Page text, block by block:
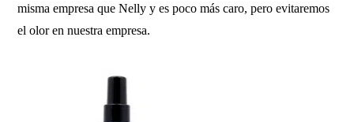
misma empresa que Nelly y es poco más caro, pero evitaremos
el olor en nuestra empresa.